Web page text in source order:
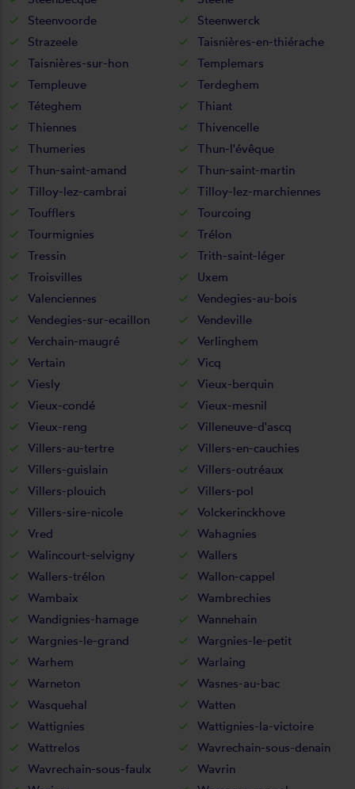
Steenvoorde
Steenwerck
Strazeele
Taisnières-en-thiérache
Taisnières-sur-hon
Templemars
Templeuve
Terdeghem
Téteghem
Thiant
Thiennes
Thivencelle
Thumeries
Thun-l'évêque
Thun-saint-amand
Thun-saint-martin
Tilloy-lez-cambrai
Tilloy-lez-marchiennes
Toufflers
Tourcoing
Tourmignies
Trélon
Tressin
Trith-saint-léger
Troisvilles
Uxem
Valenciennes
Vendegies-au-bois
Vendegies-sur-ecaillon
Vendeville
Verchain-maugré
Verlinghem
Vertain
Vicq
Viesly
Vieux-berquin
Vieux-condé
Vieux-mesnil
Vieux-reng
Villeneuve-d'ascq
Villers-au-tertre
Villers-en-cauchies
Villers-guislain
Villers-outréaux
Villers-plouich
Villers-pol
Villers-sire-nicole
Volckerinckhove
Vred
Wahagnies
Walincourt-selvigny
Wallers
Wallers-trélon
Wallon-cappel
Wambaix
Wambrechies
Wandignies-hamage
Wannehain
Wargnies-le-grand
Wargnies-le-petit
Warhem
Warlaing
Warneton
Wasnes-au-bac
Wasquehal
Watten
Wattignies
Wattignies-la-victoire
Wattrelos
Wavrechain-sous-denain
Wavrechain-sous-faulx
Wavrin